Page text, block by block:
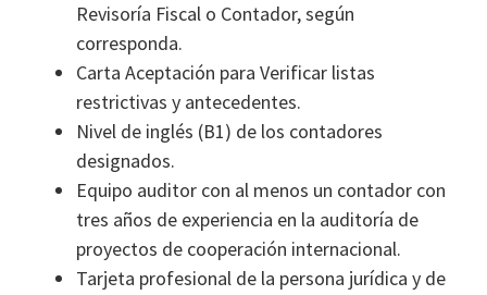
Revisoría Fiscal o Contador, según
corresponda.
Carta Aceptación para Verificar listas
restrictivas y antecedentes.
Nivel de inglés (B1) de los contadores
designados.
Equipo auditor con al menos un contador con
tres años de experiencia en la auditoría de
proyectos de cooperación internacional.
Tarjeta profesional de la persona jurídica y de